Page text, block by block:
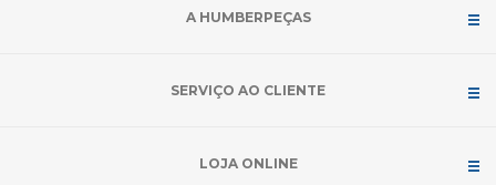
A HUMBERPEÇAS
SERVIÇO AO CLIENTE
LOJA ONLINE